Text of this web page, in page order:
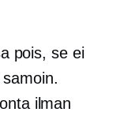
pois, se ei
ilman